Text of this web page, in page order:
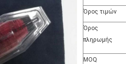
Όρος τιμών
Όρος
πληρωμής
MOQ